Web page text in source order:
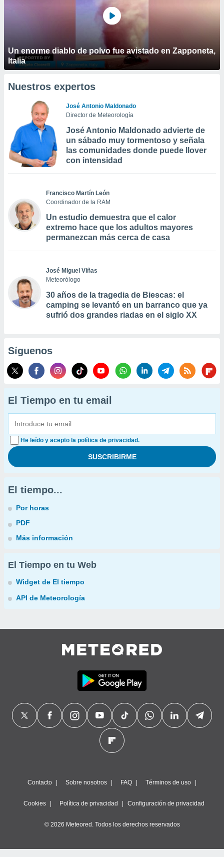
Un enorme diablo de polvo fue avistado en Zapponeta,
Italia
Nuestros expertos
José Antonio Maldonado
Director de Meteorología
José Antonio Maldonado advierte de
un sábado muy tormentoso y señala
las comunidades donde puede llover
con intensidad
Francisco Martín León
Coordinador de la RAM
Un estudio demuestra que el calor
extremo hace que los adultos mayores
permanezcan más cerca de casa
José Miguel Viñas
Meteorólogo
30 años de la tragedia de Biescas: el
camping se levantó en un barranco que ya
sufrió dos grandes riadas en el siglo XX
Síguenos
El Tiempo en tu email
He leído y acepto la política de privacidad.
El tiempo...
Por horas
PDF
Más información
El Tiempo en tu Web
Widget de El tiempo
API de Meteorología
Contacto Sobre nosotros FAQ Términos de uso
Cookies Política de privacidad Configuración de privacidad
© 2026 Meteored. Todos los derechos reservados